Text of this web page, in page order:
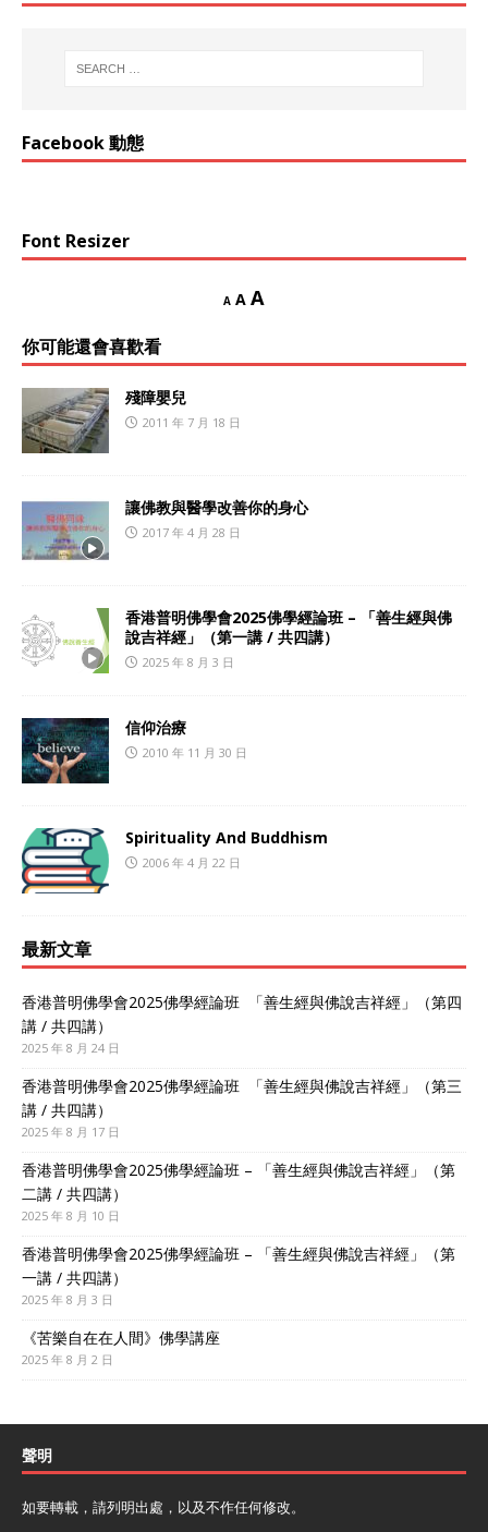
Facebook 動態
Font Resizer
A A A
你可能還會喜歡看
殘障嬰兒
2011 年 7 月 18 日
讓佛教與醫學改善你的身心
2017 年 4 月 28 日
香港普明佛學會2025佛學經論班 – 「善生經與佛
說吉祥經」（第一講 / 共四講）
2025 年 8 月 3 日
信仰治療
2010 年 11 月 30 日
Spirituality And Buddhism
2006 年 4 月 22 日
最新文章
香港普明佛學會2025佛學經論班 「善生經與佛說吉祥經」（第四
講 / 共四講）
2025 年 8 月 24 日
香港普明佛學會2025佛學經論班 「善生經與佛說吉祥經」（第三
講 / 共四講）
2025 年 8 月 17 日
香港普明佛學會2025佛學經論班 – 「善生經與佛說吉祥經」（第
二講 / 共四講）
2025 年 8 月 10 日
香港普明佛學會2025佛學經論班 – 「善生經與佛說吉祥經」（第
一講 / 共四講）
2025 年 8 月 3 日
《苦樂自在在人間》佛學講座
2025 年 8 月 2 日
聲明
如要轉載，請列明出處，以及不作任何修改。